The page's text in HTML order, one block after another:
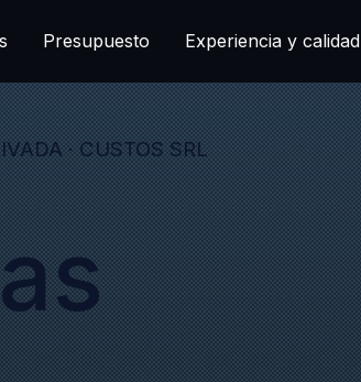
Presupuesto Experiencia y calidad
· CUSTOS SRL